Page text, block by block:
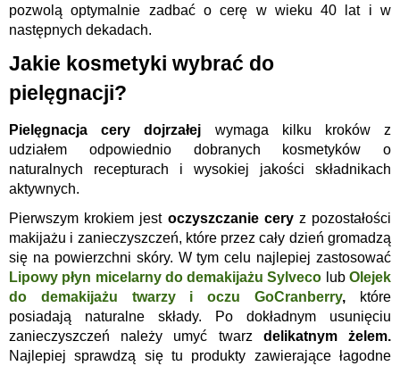
pozwolą optymalnie zadbać o cerę w wieku 40 lat i w
następnych dekadach.
Jakie kosmetyki wybrać do
pielęgnacji?
Pielęgnacja cery dojrzałej wymaga kilku kroków z
udziałem odpowiednio dobranych kosmetyków o
naturalnych recepturach i wysokiej jakości składnikach
aktywnych.
Pierwszym krokiem jest oczyszczanie ceryz pozostałości
makijażu i zanieczyszczeń, które przez cały dzień gromadzą
się na powierzchni skóry. W tym celu najlepiej zastosować
Lipowy płyn micelarny do demakijażu Sylveco lubO lejek
do demakijażu twarzy i oczu GoCranberry,
które
posiadają naturalne składy.
Po dokładnym usunięciu
zanieczyszczeń należy umyć twarz delikatnym żelem.
Najlepiej sprawdzą się tu produkty zawierające łagodne